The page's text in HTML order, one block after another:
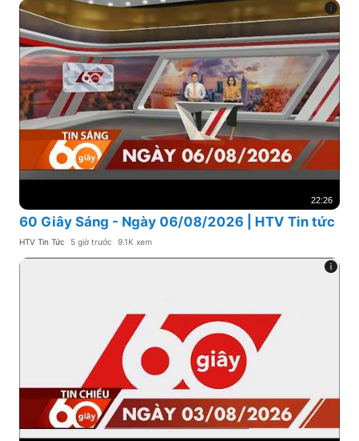
22:26
60 Giây Sáng - Ngày 06/08/2026 | HTV Tin tức
HTV Tin Tức 5 giờ trước 9.1K xem